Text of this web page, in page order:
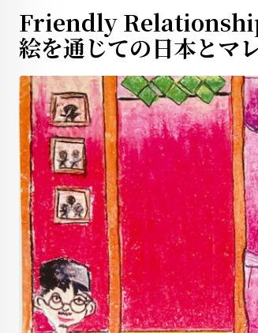
Friendly
絵を通じての日本とマ